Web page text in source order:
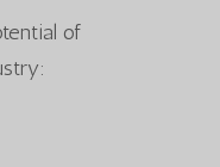
of